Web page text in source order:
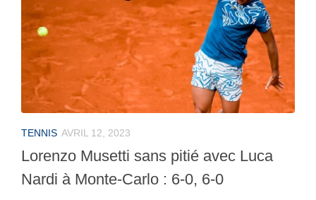
TENNIS AVRIL 12, 2023
Lorenzo Musetti sans pitié avec Luca
Nardi à Monte-Carlo : 6-0, 6-0